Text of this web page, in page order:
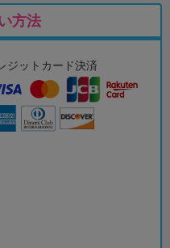
方法
ジットカード決済